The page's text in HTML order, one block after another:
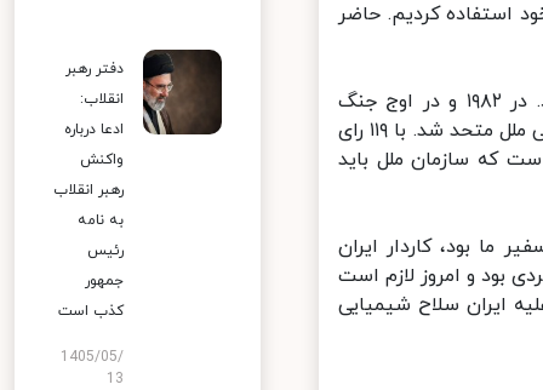
استفاده کردیم. حاضر
وزیر امور خارجه ایران خاطرنشان کرد: صدام سوگلی سازمان ملل متحد بود. در ۱۹۸۲ و در اوج جنگ
تحمیلی، عصمت کتانی سفیر عراق در سازمان ملل متحد، رییس مجمع عمومی ملل متحد شد. با ۱۱۹ رای
که سازمان ملل باید
بود، کاردار ایران
بود و امروز لازم است
ایران سلاح شیمیایی
دفتر رهبر
انقلاب:
ادعا درباره
واکنش
رهبر انقلاب
به نامه
رئیس
جمهور
کذب است
1405/05/
13